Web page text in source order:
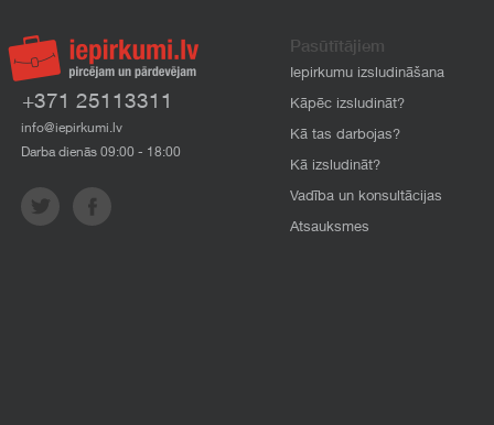
+371 25113311
info@iepirkumi.lv
Darba dienās 09:00 - 18:00
Pasūtītājiem
Iepirkumu izsludināšana
Kāpēc izsludināt?
Kā tas darbojas?
Kā izsludināt?
Vadība un konsultācijas
Atsauksmes